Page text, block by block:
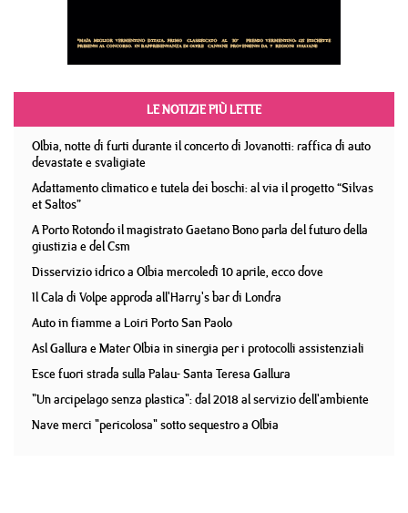
LE NOTIZIE PIÙ LETTE
Olbia, notte di furti durante il concerto di Jovanotti: raffica di auto
devastate e svaligiate
Adattamento climatico e tutela dei boschi: al via il progetto “Silvas
et Saltos”
A Porto Rotondo il magistrato Gaetano Bono parla del futuro della
giustizia e del Csm
Disservizio idrico a Olbia mercoledì 10 aprile, ecco dove
Il Cala di Volpe approda all'Harry's bar di Londra
Auto in fiamme a Loiri Porto San Paolo
Asl Gallura e Mater Olbia in sinergia per i protocolli assistenziali
Esce fuori strada sulla Palau- Santa Teresa Gallura
"Un arcipelago senza plastica": dal 2018 al servizio dell'ambiente
Nave merci "pericolosa" sotto sequestro a Olbia